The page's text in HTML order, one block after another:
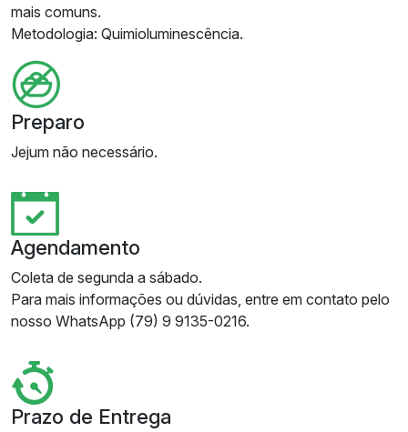
mais comuns.
Metodologia: Quimioluminescência.
Preparo
Jejum não necessário.
Agendamento
Coleta de segunda a sábado.
Para mais informações ou dúvidas, entre em contato pelo
nosso WhatsApp (79) 9 9135-0216.
Prazo de Entrega